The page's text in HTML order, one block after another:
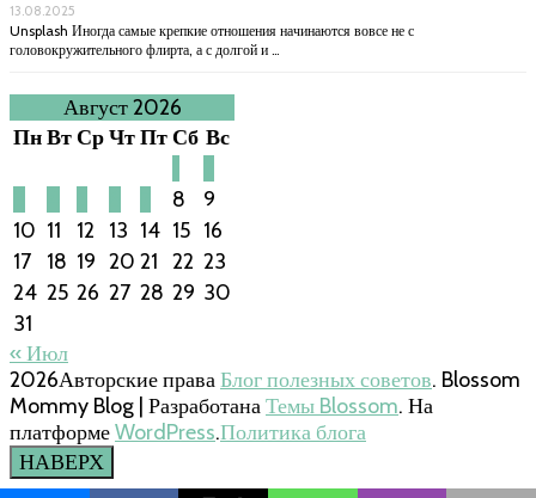
13.08.2025
Unsplash Иногда самые крепкие отношения начинаются вовсе не с
головокружительного флирта, а с долгой и …
Август 2026
ПнВтСрЧтПтСб Вс
8
9
10 11 12 13 14 15 16
17
18 19 20 21 22 23
24 25 26 27 28 29 30
31
« Июл
2026Авторские праваБлог полезных советов. Blossom
Mommy Blog | РазработанаТемы Blossom. На
платформеWordPress.Политика блога
НАВЕРХ